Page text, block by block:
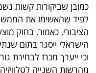
כמובן שביקורות קשות
לפיד שהאשימו את
הציבורי, כאמור, בחוק
הישראלי ייסגר בתום
וכי ייערך מכרז לבחירת
מהרשות השנייה